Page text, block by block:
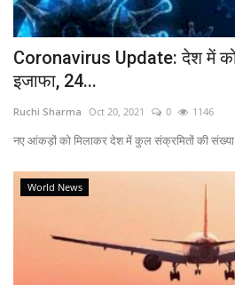
Coronavirus Update: देश में
इजाफा, 24...
Ruchi Sharma Oct 20, 2021 0 1146
नए आंकड़ों को मिलाकर देश में कुल संक्रमितों की
World News